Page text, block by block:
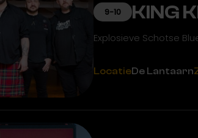
9-10 KING
Explosieve Schotse
LocatieDe Lantaarn